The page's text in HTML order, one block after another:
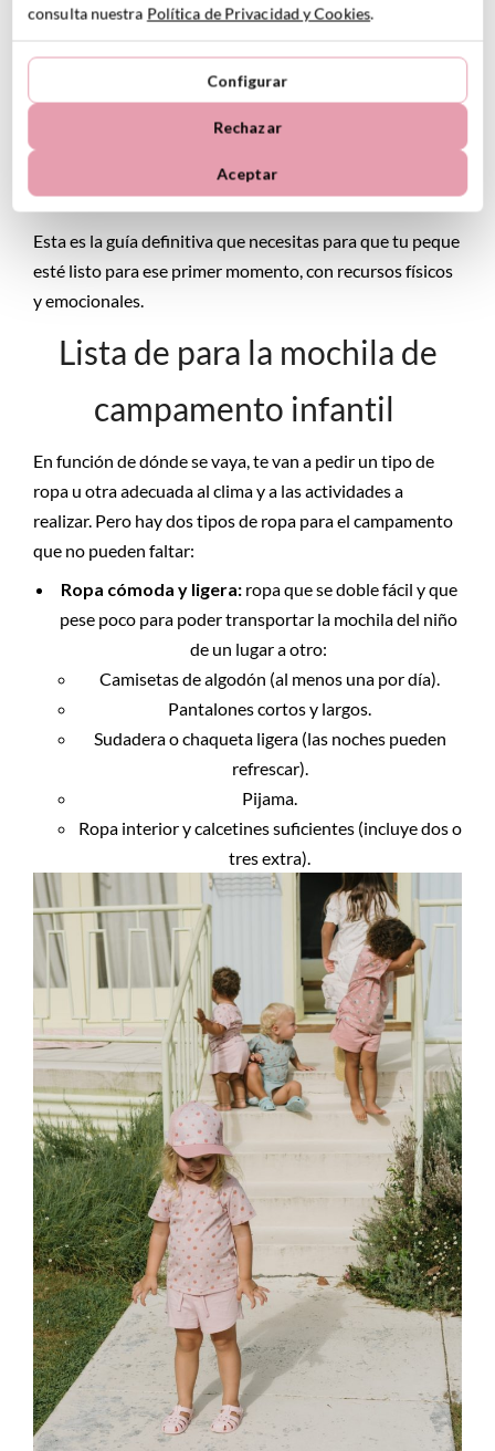
equiparlo.
Pero además de darte la lista con todo lo que puede
necesitar, en este artículo también incluimos algo igual (o
más importante): las emociones. Para que esta
experiencia sea lo más satisfactoria posible para toda la
familia.
Esta es la guía definitiva que necesitas para que tu peque
esté listo para ese primer momento, con recursos físicos
y emocionales.
Lista de para la mochila de
campamento infantil
En función de dónde se vaya, te van a pedir un tipo de
ropa u otra adecuada al clima y a las actividades a
realizar. Pero hay dos tipos de ropa para el campamento
que no pueden faltar:
Ropa cómoda y ligera: ropa que se doble fácil y que
pese poco para poder transportar la mochila del niño
de un lugar a otro:
Camisetas de algodón (al menos una por día).
Pantalones cortos y largos.
Sudadera o chaqueta ligera (las noches pueden
refrescar).
Pijama.
Ropa interior y calcetines suficientes (incluye dos o
tres extra).
consulta nuestra Política de Privacidad y Cookies.
Configurar
Rechazar
Aceptar